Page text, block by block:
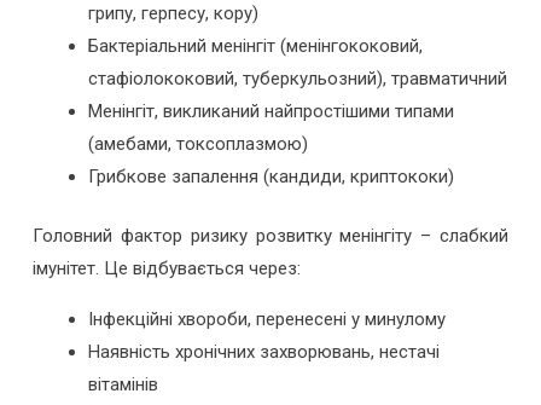
грипу, герпесу, кору)
Бактеріальний менінгіт (менінгококовий,
стафіолококовий, туберкульозний), травматичний
Менінгіт, викликаний найпростішими типами
(амебами, токсоплазмою)
Грибкове запалення (кандиди, криптококи)
Головний фактор ризику розвитку менінгіту – слабкий
імунітет. Це відбувається через:
Інфекційні хвороби, перенесені у минулому
Наявність хронічних захворювань, нестачі
вітамінів